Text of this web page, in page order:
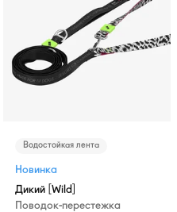
Водостойкая лента
Новинка
Дикий [Wild]
Поводок-перестежка